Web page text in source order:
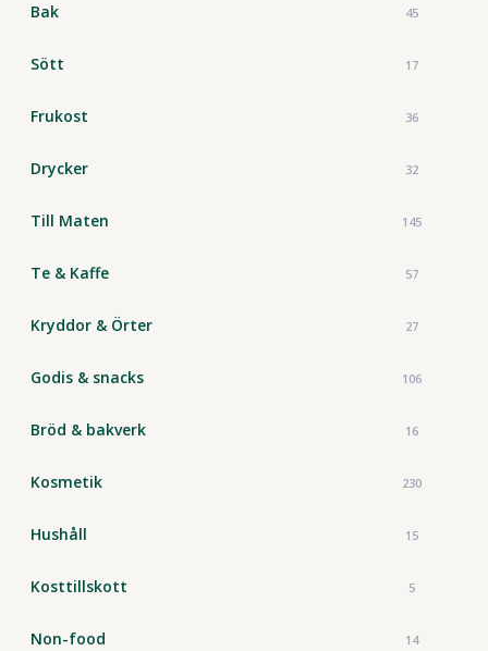
Bak 45
Sött 17
Frukost 36
Drycker 32
Till Maten 145
Te & Kaffe 57
Kryddor & Örter 27
Godis & snacks 106
Bröd & bakverk 16
Kosmetik 230
Hushåll 15
Kosttillskott 5
Non-food 14